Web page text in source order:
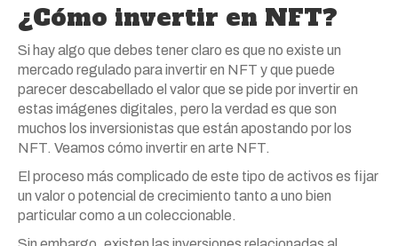
¿Cómo invertir en NFT?
Si hay algo que debes tener claro es que no existe un
mercado regulado para invertir en NFT y que puede
parecer descabellado el valor que se pide por invertir en
estas imágenes digitales, pero la verdad es que son
muchos los inversionistas que están apostando por los
NFT. Veamos cómo invertir en arte NFT.
El proceso más complicado de este tipo de activos es fijar
un valor o potencial de crecimiento tanto a uno bien
particular como a un coleccionable.